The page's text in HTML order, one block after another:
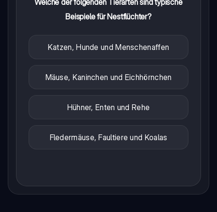
Welche der folgenden Tierarten sind typische
Beispiele für Nestflüchter?
Katzen, Hunde und Menschenaffen
Mäuse, Kaninchen und Eichhörnchen
Hühner, Enten und Rehe
Fledermäuse, Faultiere und Koalas